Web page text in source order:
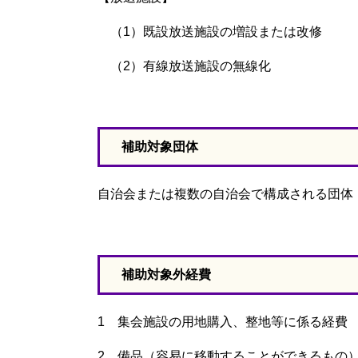
（1）既設放送施設の増設または改修
（2）有線放送施設の無線化
補助対象団体
自治会または複数の自治会で構成される団体
補助対象外経費
1 集会施設の用地購入、整地等に係る経費